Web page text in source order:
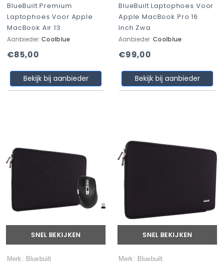
BlueBuilt Premium
Laptophoes Voor Apple
MacBook Air 13
Aanbieder: Coolblue
€85,00
Bekijk bij aanbieder
BlueBuilt Laptophoes Voor
Apple MacBook Pro 16
Inch Zwa
Aanbieder: Coolblue
€99,00
Bekijk bij aanbieder
SNEL BEKIJKEN
Merk: Bluebuilt
SNEL BEKIJKEN
Merk: Bluebuilt